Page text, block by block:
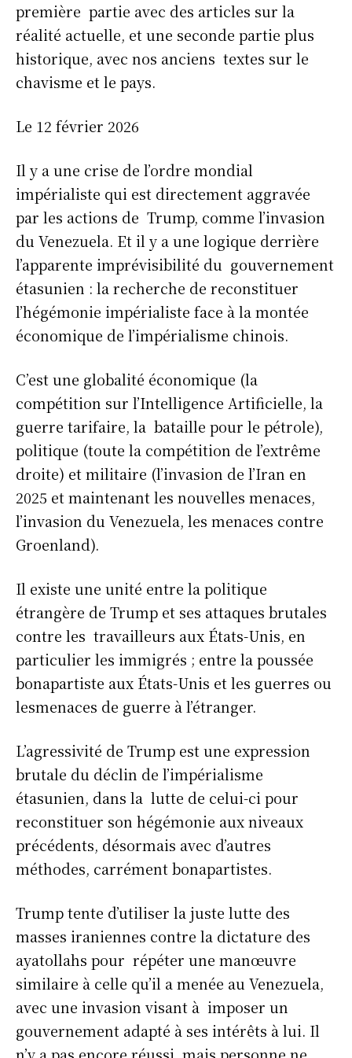
première partie avec des articles sur la
réalité actuelle, et une seconde partie plus
historique, avec nos anciens textes sur le
chavisme et le pays.
Le 12 février 2026
Il y a une crise de l’ordre mondial
impérialiste qui est directement aggravée
par les actions de Trump, comme l’invasion
du Venezuela. Et il y a une logique derrière
l’apparente imprévisibilité du gouvernement
étasunien : la recherche de reconstituer
l’hégémonie impérialiste face à la montée
économique de l’impérialisme chinois.
C’est une globalité économique (la
compétition sur l’Intelligence Artificielle, la
guerre tarifaire, la bataille pour le pétrole),
politique (toute la compétition de l’extrême
droite) et militaire (l’invasion de l’Iran en
2025 et maintenant les nouvelles menaces,
l’invasion du Venezuela, les menaces contre
Groenland).
Il existe une unité entre la politique
étrangère de Trump et ses attaques brutales
contre les travailleurs aux États-Unis, en
particulier les immigrés ; entre la poussée
bonapartiste aux États-Unis et les guerres ou
lesmenaces de guerre à l’étranger.
L’agressivité de Trump est une expression
brutale du déclin de l’impérialisme
étasunien, dans la lutte de celui-ci pour
reconstituer son hégémonie aux niveaux
précédents, désormais avec d’autres
méthodes, carrément bonapartistes.
Trump tente d’utiliser la juste lutte des
masses iraniennes contre la dictature des
ayatollahs pour répéter une manœuvre
similaire à celle qu’il a menée au Venezuela,
avec une invasion visant à imposer un
gouvernement adapté à ses intérêts à lui. Il